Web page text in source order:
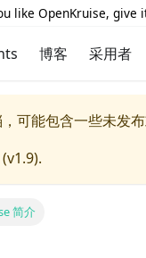
like OpenKruise, give
博客 采用者
可能包含一些未发
(v1.9).
简介